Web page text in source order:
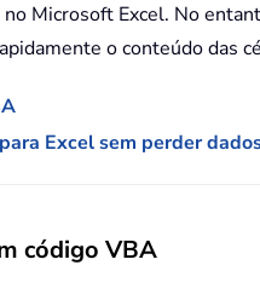
Microsoft Excel. No
o conteúdo das
Excel sem perder
código VBA